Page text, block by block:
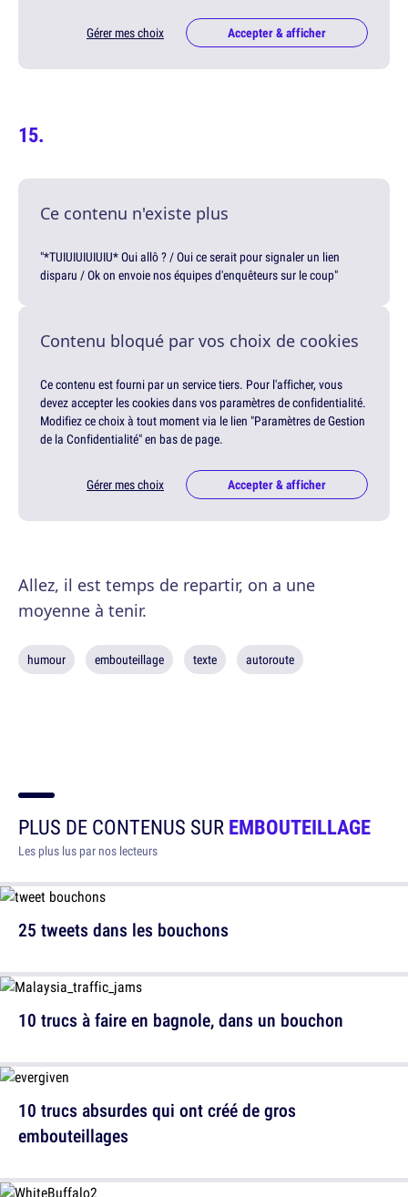
Gérer mes choix Accepter & afficher
Ce contenu n'existe plus
"*TUIUIUIUIUIU* Oui allô ? / Oui ce serait pour signaler un lien
disparu / Ok on envoie nos équipes d'enquêteurs sur le coup"
Contenu bloqué par vos choix de cookies
Ce contenu est fourni par un service tiers. Pour l'afficher, vous
devez accepter les cookies dans vos paramètres de confidentialité.
Modifiez ce choix à tout moment via le lien "Paramètres de Gestion
de la Confidentialité" en bas de page.
Gérer mes choix Accepter & afficher
Allez, il est temps de repartir, on a une
moyenne à tenir.
humour embouteillage texte autoroute
PLUS DE CONTENUS SUREMBOUTEILLAGE
Les plus lus par nos lecteurs
25 tweets dans les bouchons
10 trucs absurdes qui ont créé de gros
embouteillages
10 trucs à faire en bagnole, dans un bouchon